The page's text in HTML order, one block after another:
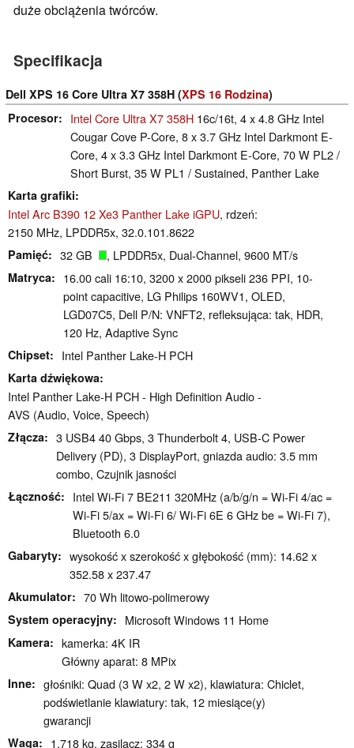
duże obciążenia twórców.
Specifikacja
Dell XPS 16 Core Ultra X7 358H (XPS 16 Rodzina)
Procesor
Intel Core Ultra X7 358H 16c/16t, 4 x 4.8 GHz Intel
Cougar Cove P-Core, 8 x 3.7 GHz Intel Darkmont E-
Core, 4 x 3.3 GHz Intel Darkmont E-Core, 70 W PL2 /
Short Burst, 35 W PL1 / Sustained, Panther Lake
Karta grafiki
Intel Arc B390 12 Xe3 Panther Lake iGPU, rdzeń:
2150 MHz, LPDDR5x, 32.0.101.8622
Pamięć 32 GB , LPDDR5x, Dual-Channel, 9600 MT/s
Matryca
16.00 cali 16:10, 3200 x 2000 pikseli 236 PPI, 10-
point capacitive, LG Philips 160WV1, OLED,
LGD07C5, Dell P/N: VNFT2, refleksująca: tak, HDR,
120 Hz, Adaptive Sync
Chipset Intel Panther Lake-H PCH
Karta dźwiękowa
Intel Panther Lake-H PCH - High Definition Audio -
AVS (Audio, Voice, Speech)
Złącza
3 USB4 40 Gbps, 3 Thunderbolt 4, USB-C Power
Delivery (PD), 3 DisplayPort, gniazda audio: 3.5 mm
combo, Czujnik jasności
Łączność
Intel Wi-Fi 7 BE211 320MHz (a/b/g/n = Wi-Fi 4/ac =
Wi-Fi 5/ax = Wi-Fi 6/ Wi-Fi 6E 6 GHz be = Wi-Fi 7),
Bluetooth 6.0
Gabaryty
wysokość x szerokość x głębokość (mm): 14.62 x
352.58 x 237.47
Akumulator 70 Wh litowo-polimerowy
System operacyjny Microsoft Windows 11 Home
Kamera
kamerka: 4K IR
Główny aparat: 8 MPix
Inne
głośniki: Quad (3 W x2, 2 W x2), klawiatura: Chiclet,
podświetlanie klawiatury: tak, 12 miesiące(y)
gwarancji
Waga 1.718 kg, zasilacz: 334 g